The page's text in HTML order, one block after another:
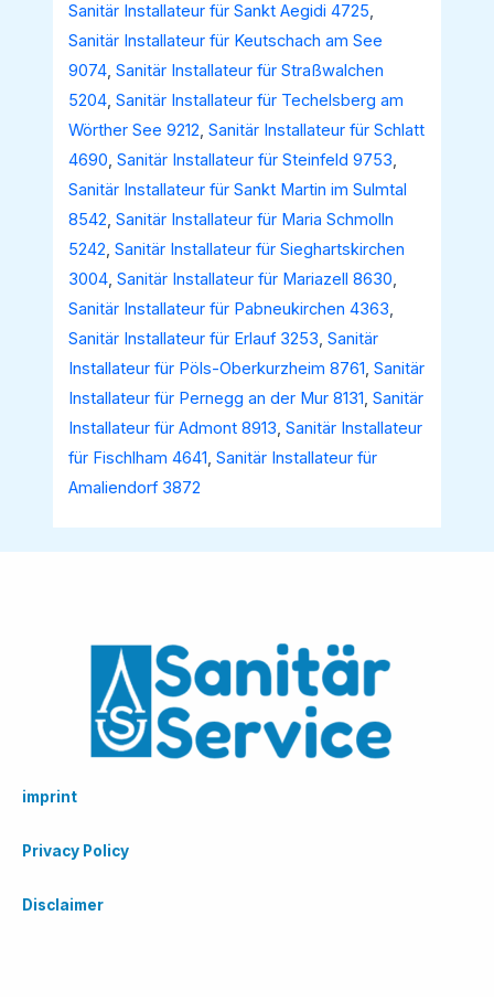
Sanitär Installateur für Sankt Aegidi 4725,
Sanitär Installateur für Keutschach am See
9074,Sanitär Installateur für Straßwalchen
5204,Sanitär Installateur für Techelsberg am
Wörther See 9212,Sanitär Installateur für Schlatt
4690,Sanitär Installateur für Steinfeld 9753,
Sanitär Installateur für Sankt Martin im Sulmtal
8542,Sanitär Installateur für Maria Schmolln
5242,Sanitär Installateur für Sieghartskirchen
3004,Sanitär Installateur für Mariazell 8630,
Sanitär Installateur für Pabneukirchen 4363,
Sanitär Installateur für Erlauf 3253,Sanitär
Installateur für Pöls-Oberkurzheim 8761,Sanitär
Installateur für Pernegg an der Mur 8131,Sanitär
Installateur für Admont 8913,Sanitär Installateur
für Fischlham 4641,Sanitär Installateur für
Amaliendorf 3872
imprint
Privacy Policy
Disclaimer